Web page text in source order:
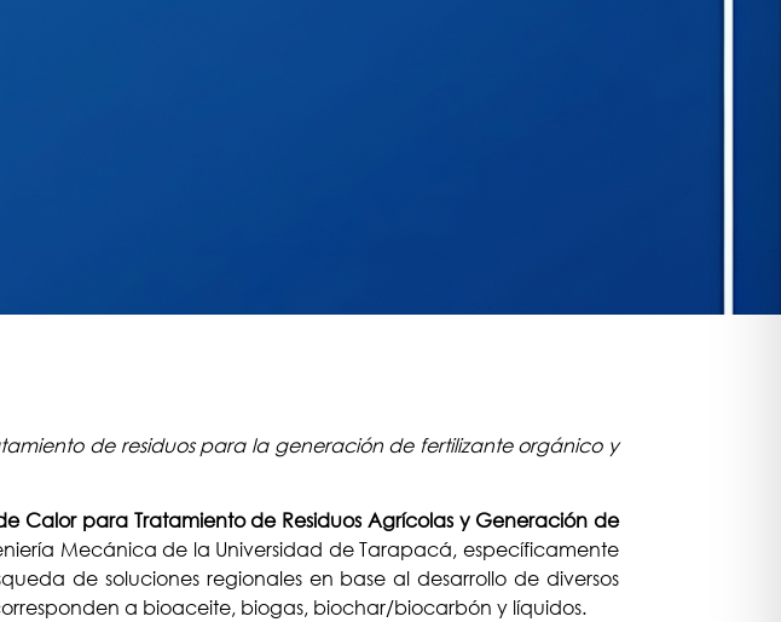
de residuos para la generación de fertilizante orgánico y
Calor para Tratamiento de Residuos Agrícolas y Generación de
Mecánica de la Universidad de Tarapacá, específicamente
de soluciones regionales en base al desarrollo de diversos
a bioaceite, biogas, biochar/biocarbón y líquidos.